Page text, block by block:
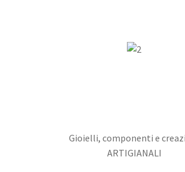
Gioielli, componenti e
ARTIGIANALI